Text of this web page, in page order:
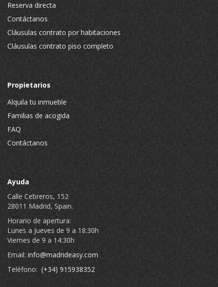
Reserva directa
Contáctanos
Cláusulas contrato por habitaciones
Cláusulas contrato piso completo
Propietarios
Alquila tu inmueble
Familias de acogida
FAQ
Contáctanos
Ayuda
Calle Cebreros, 152
28011 Madrid, Spain.
Horario de apertura:
Lunes a Jueves de 9 a 18:30h
Viernes de 9 a 14:30h
Email: info@madrideasy.com
Teléfono: (+34) 915938352